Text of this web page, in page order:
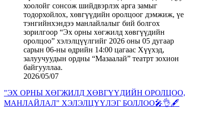
2026/05/07
"ЭХ ОРНЫ ХӨГЖИЛД ХӨВГҮҮДИЙН ОРОЛЦОО,
МАНЛАЙЛАЛ" ХЭЛЭЛЦҮҮЛЭГ БОЛЛОО🎤👌🖋️